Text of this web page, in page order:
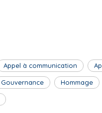
Appel à communication
Gouvernance Hommage